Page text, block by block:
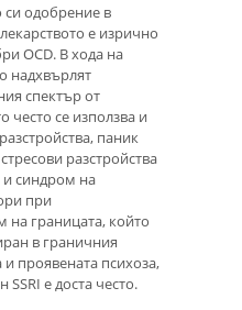
одобрение в
е изрично
OCD. В хода на
надхвърлят
спектър от
често се използва и
паник
разстройства
и синдром на
при
на границата, който
в граничния
проявената психоза,
е доста често.